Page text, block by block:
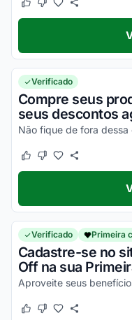
Este cupom funcionou
Este cupom não
Verificado
Compre seus
seus descontos
Este cupom funcionou
Este cupom não
Verificado Primeira
Cadastre-se no
Off na sua
Este cupom funcionou
Este cupom não